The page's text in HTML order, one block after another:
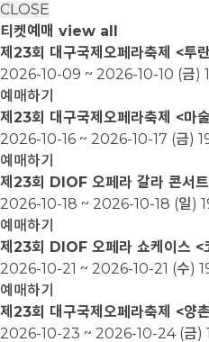
CLOSE
티켓예매 view all
제23회 대구국제오페라축제 <투
2026-10-09 ~ 2026-10-10 (금)
예매하기
제23회 대구국제오페라축제 <마
2026-10-16 ~ 2026-10-17 (금)
예매하기
제23회 DIOF 오페라 갈라 콘서
2026-10-18 ~ 2026-10-18 (일)
예매하기
제23회 DIOF 오페라 쇼케이스 <
2026-10-21 ~ 2026-10-21 (수)
예매하기
제23회 대구국제오페라축제 <양
2026-10-23 ~ 2026-10-24 (금)